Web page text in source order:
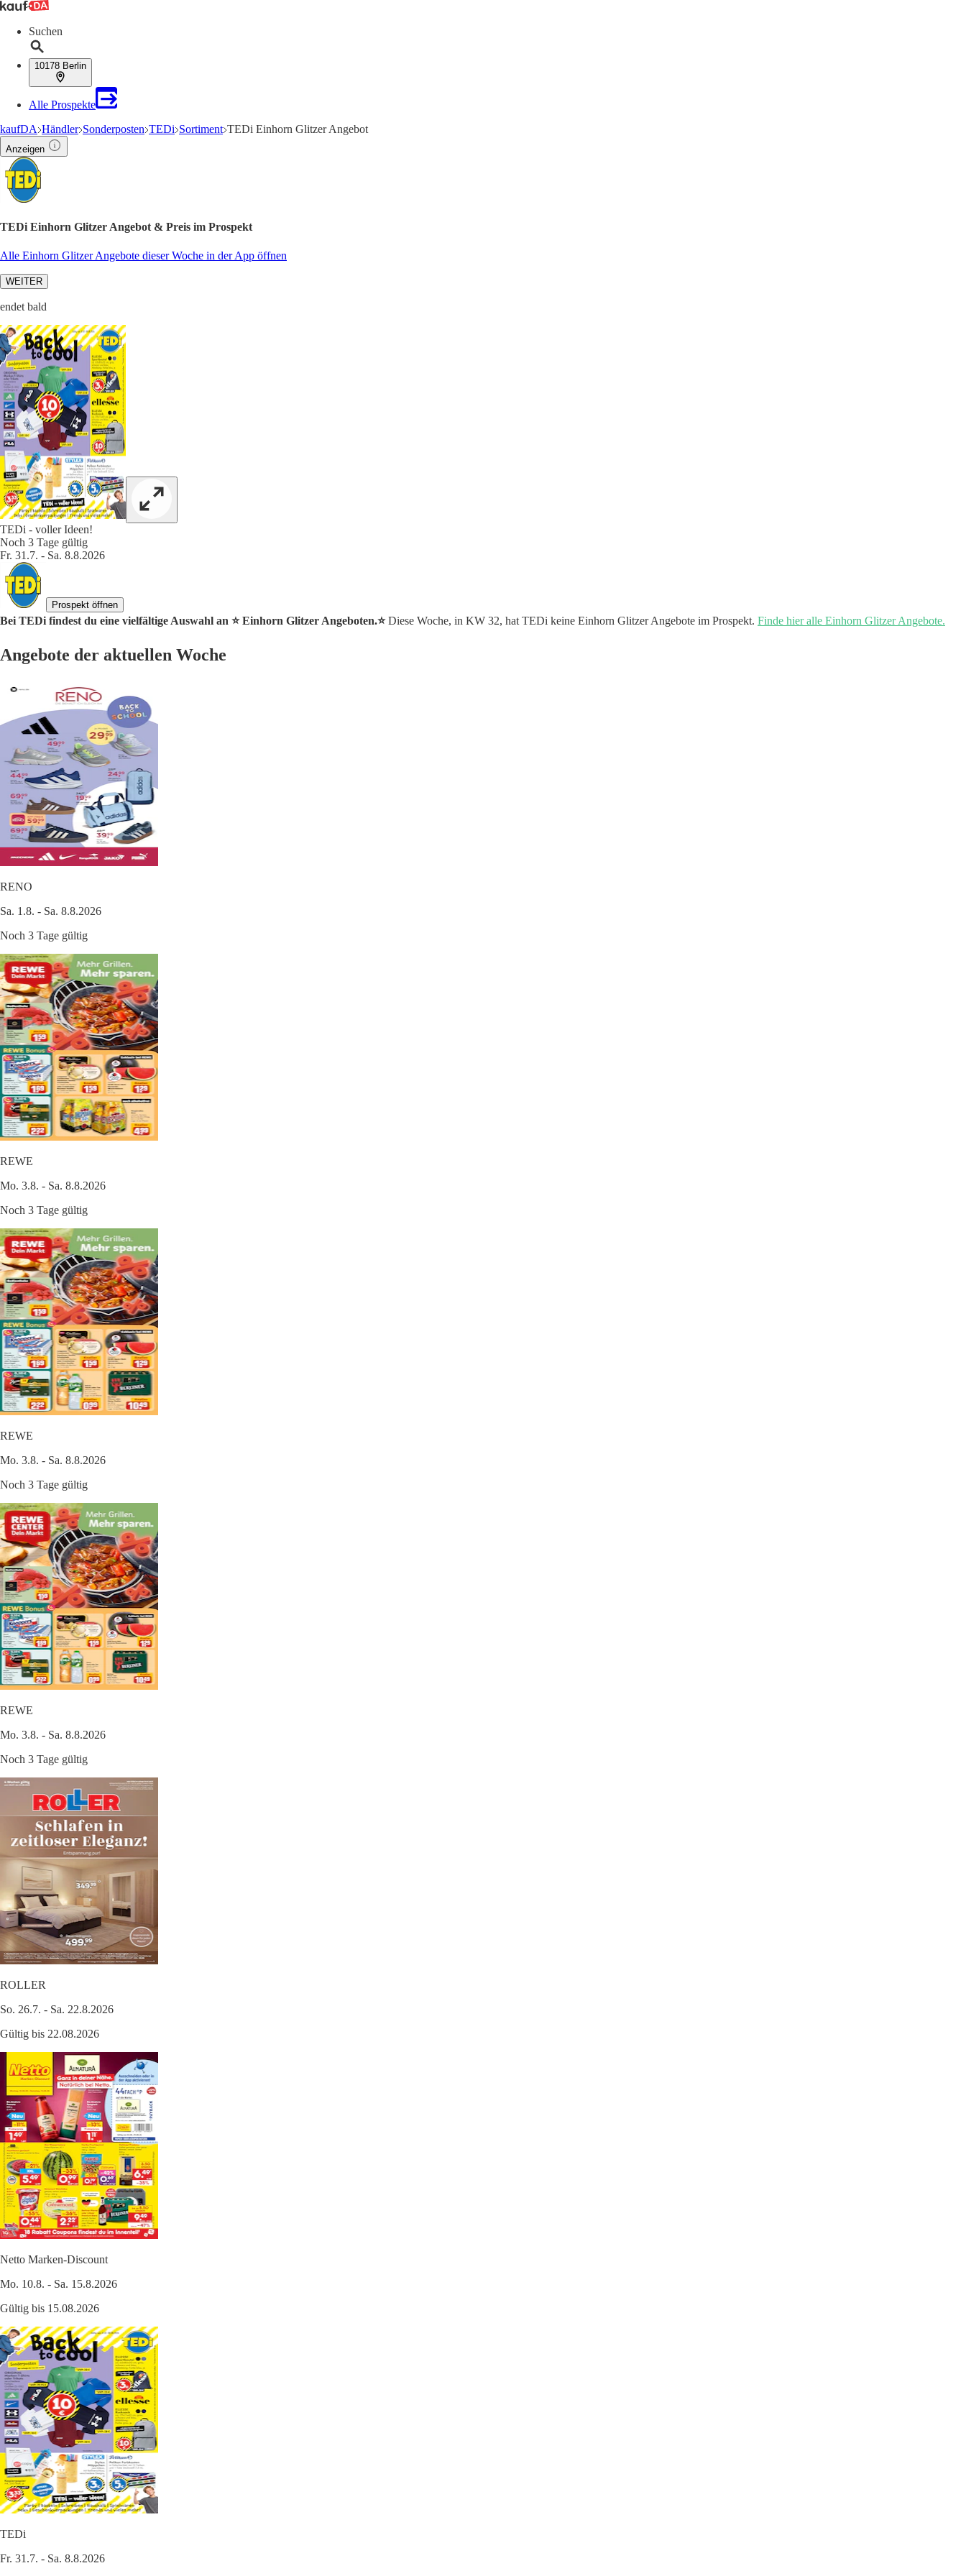
Suchen
10178 Berlin
Alle Prospekte
kaufDA Händler Sonderposten TEDi Sortiment TEDi Einhorn Glitzer Angebot
Anzeigen
TEDi Einhorn Glitzer Angebot & Preis im Prospekt
Alle Einhorn Glitzer Angebote dieser Woche in der App öffnen
WEITER
endet bald
TEDi - voller Ideen!
Noch 3 Tage gültig
Fr. 31.7. - Sa. 8.8.2026
Prospekt öffnen
Bei TEDi findest du eine vielfältige Auswahl an ⭐️ Einhorn Glitzer Angeboten.⭐️Diese Woche, in KW 32, hat TEDi keine Einhorn Glitzer Angebote im Prospekt. Finde hier alle Einhorn Glitzer Angebote.
Angebote der aktuellen Woche
RENO
Sa. 1.8. - Sa. 8.8.2026
Noch 3 Tage gültig
REWE
Mo. 3.8. - Sa. 8.8.2026
Noch 3 Tage gültig
REWE
Mo. 3.8. - Sa. 8.8.2026
Noch 3 Tage gültig
REWE
Mo. 3.8. - Sa. 8.8.2026
Noch 3 Tage gültig
ROLLER
So. 26.7. - Sa. 22.8.2026
Gültig bis 22.08.2026
Netto Marken-Discount
Mo. 10.8. - Sa. 15.8.2026
Gültig bis 15.08.2026
TEDi
Fr. 31.7. - Sa. 8.8.2026